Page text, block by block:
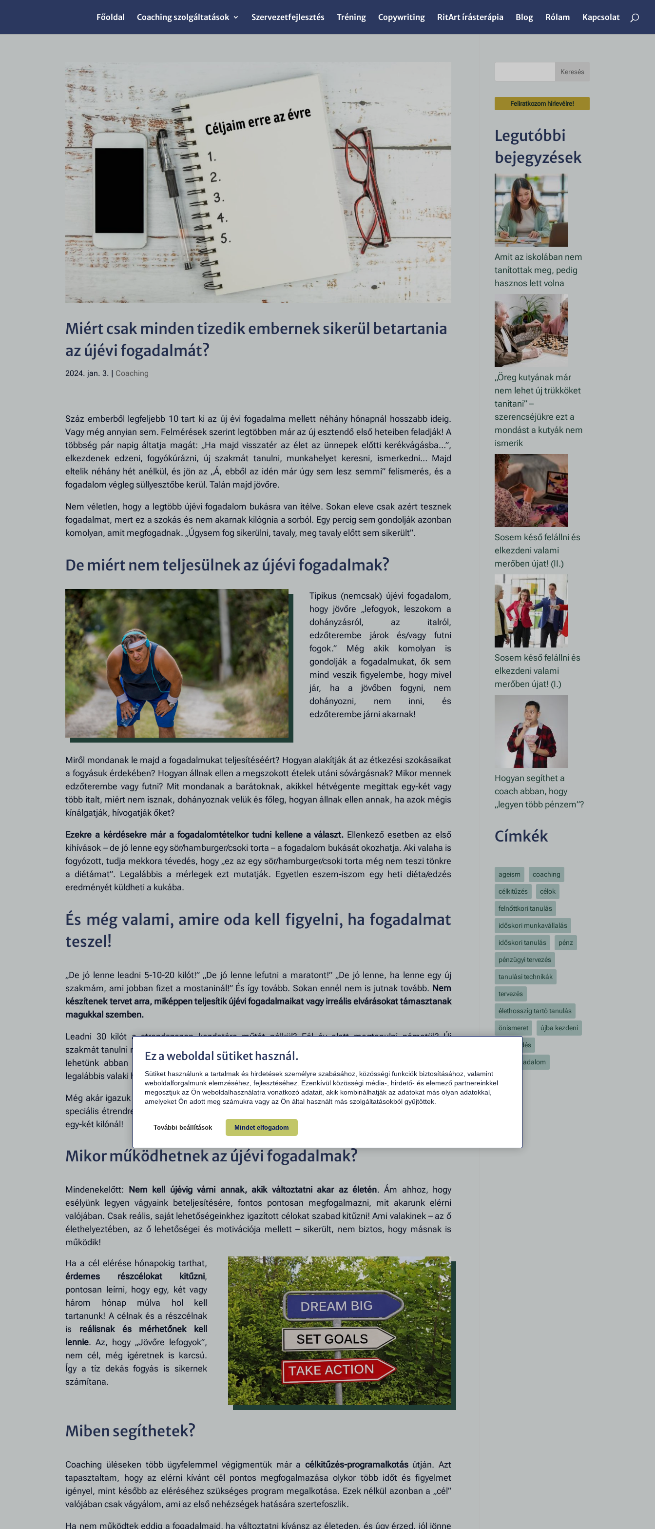
Főoldal Coaching szolgáltatások Szervezetfejlesztés Tréning Copywriting RitArt írásterápia Blog Rólam Kapcsolat
Miért csak minden tizedik embernek sikerül betartania
az újévi fogadalmát?
2024. jan. 3. | Coaching
Száz emberből legfeljebb 10 tart ki az új évi fogadalma mellett néhány hónapnál hosszabb ideig.
Vagy még annyian sem. Felmérések szerint legtöbben már az új esztendő első heteiben feladják! A
többség pár napig áltatja magát: „Ha majd visszatér az élet az ünnepek előtti kerékvágásba…”,
elkezdenek edzeni, fogyókúrázni, új szakmát tanulni, munkahelyet keresni, ismerkedni… Majd
eltelik néhány hét anélkül, és jön az „Á, ebből az idén már úgy sem lesz semmi” felismerés, és a
fogadalom végleg süllyesztőbe kerül. Talán majd jövőre.
Nem véletlen, hogy a legtöbb újévi fogadalom bukásra van ítélve. Sokan eleve csak azért tesznek
fogadalmat, mert ez a szokás és nem akarnak kilógnia a sorból. Egy percig sem gondolják azonban
komolyan, amit megfogadnak. „Úgysem fog sikerülni, tavaly, meg tavaly előtt sem sikerült”.
De miért nem teljesülnek az újévi fogadalmak?
Tipikus (nemcsak) újévi fogadalom,
hogy jövőre „lefogyok, leszokom a
dohányzásról, az italról,
edzőterembe járok és/vagy futni
fogok.” Még akik komolyan is
gondolják a fogadalmukat, ők sem
mind veszik figyelembe, hogy mivel
jár, ha a jövőben fogyni, nem
dohányozni, nem inni, és
edzőterembe járni akarnak!
Miről mondanak le majd a fogadalmukat teljesítéséért? Hogyan alakítják át az étkezési szokásaikat
a fogyásuk érdekében? Hogyan állnak ellen a megszokott ételek utáni sóvárgásnak? Mikor mennek
edzőterembe vagy futni? Mit mondanak a barátoknak, akikkel hétvégente megittak egy-két vagy
több italt, miért nem isznak, dohányoznak velük és főleg, hogyan állnak ellen annak, ha azok mégis
kínálgatják, hívogatják őket?
Ezekre a kérdésekre már a fogadalomtételkor tudni kellene a választ. Ellenkező esetben az első
kihívások – de jó lenne egy sör/hamburger/csoki torta – a fogadalom bukását okozhatja. Aki valaha is
fogyózott, tudja mekkora tévedés, hogy „ez az egy sör/hamburger/csoki torta még nem teszi tönkre
a diétámat”. Legalábbis a mérlegek ezt mutatják. Egyetlen eszem-iszom egy heti diéta/edzés
eredményét küldheti a kukába.
És még valami, amire oda kell figyelni, ha fogadalmat
teszel!
„De jó lenne leadni 5-10-20 kilót!” „De jó lenne lefutni a maratont!” „De jó lenne, ha lenne egy új
szakmám, ami jobban fizet a mostaninál!” És így tovább. Sokan ennél nem is jutnak tovább. Nem
készítenek tervet arra, miképpen teljesítik újévi fogadalmaikat vagy irreális elvárásokat támasztanak
magukkal szemben.
Leadni 30 kilót a strandszezon kezdetére műtét nélkül? Fél év alatt megtanulni németül? Új
szakmát tanulni márciusra? Ezek még akkor is a lehetetlen vállalások közé sorolandók, ha biztosak
lehetünk abban – az interneten biztosan találni példát rá – hogy ez valakinek sikerült. Vagy
legalábbis valaki hallott ilyen esetről…
Még akár igazuk is lehet! Ha van ideje az embernek naponta (akár többször is) edzeni, és pénze a
speciális étrendre, és a szervezete is kibírja, lehet tempósabban is fogyni az orvosilag ajánlott heti
egy-két kilónál!
Mikor működhetnek az újévi fogadalmak?
Mindenekelőtt: Nem kell újévig várni annak, akik változtatni akar az életén. Ám ahhoz, hogy
esélyünk legyen vágyaink beteljesítésére, fontos pontosan megfogalmazni, mit akarunk elérni
valójában. Csak reális, saját lehetőségeinkhez igazított célokat szabad kitűzni! Ami valakinek – az ő
élethelyeztében, az ő lehetőségei és motivációja mellett – sikerült, nem biztos, hogy másnak is
működik!
Ha a cél elérése hónapokig tarthat,
érdemes részcélokat kitűzni,
pontosan leírni, hogy egy, két vagy
három hónap múlva hol kell
tartanunk! A célnak és a részcélnak
is reálisnak és mérhetőnek kell
lennie. Az, hogy „Jövőre lefogyok”,
nem cél, még ígéretnek is karcsú.
Így a tíz dekás fogyás is sikernek
számítana.
Miben segíthetek?
Coaching üléseken több ügyfelemmel végigmentük már a célkitűzés-programalkotásútján. Azt
tapasztaltam, hogy az elérni kívánt cél pontos megfogalmazása olykor több időt és figyelmet
igényel, mint később az eléréséhez szükséges program megalkotása. Ezek nélkül azonban a „cél”
valójában csak vágyálom, ami az első nehézségek hatására szertefoszlik.
Ha nem működtek eddig a fogadalmaid, ha változtatni kívánsz az életeden, és úgy érzed, jól jönne
Keresés
Feliratkozom hírlevélre!
Legutóbbi
bejegyzések
Amit az iskolában nem
tanítottak meg, pedig
hasznos lett volna
„Öreg kutyának már
nem lehet új trükköket
tanítani” –
szerencséjükre ezt a
mondást a kutyák nem
ismerik
Sosem késő felállni és
elkezdeni valami
merőben újat! (II.)
Sosem késő felállni és
elkezdeni valami
merőben újat! (I.)
Hogyan segíthet a
coach abban, hogy
„legyen több pénzem”?
Címkék
ageism coaching
célkitűzés célok
felnőttkori tanulás
időskori munkavállalás
időskori tanulás pénz
pénzügyi tervezés
tanulási technikák
tervezés
élethosszig tartó tanulás
önismeret újba kezdeni
újrakezdés
újévi fogadalom
Ez a weboldal sütiket használ.
Sütiket használunk a tartalmak és hirdetések személyre szabásához, közösségi funkciók biztosításához, valamint
weboldalforgalmunk elemzéséhez, fejlesztéséhez. Ezenkívül közösségi média-, hirdető- és elemező partnereinkkel
megosztjuk az Ön weboldalhasználatra vonatkozó adatait, akik kombinálhatják az adatokat más olyan adatokkal,
amelyeket Ön adott meg számukra vagy az Ön által használt más szolgáltatásokból gyűjtöttek.
További beállítások Mindet elfogadom